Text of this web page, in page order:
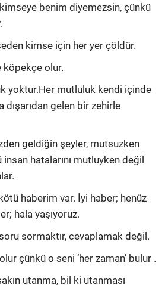
benim diyemezsin, çünkü
kimse için her yer çöldür.
köpekçe olur.
yoktur.Her mutluluk kendi içinde
dışarıdan gelen bir zehirle
geldiğin şeyler, mutsuzken
insan hatalarını mutluyken değil
haberim var. İyi haber; henüz
hala yaşıyoruz.
sormaktır, cevaplamak değil.
çünkü o seni ‘her zaman’ bulur .
utanma, bil ki utanması